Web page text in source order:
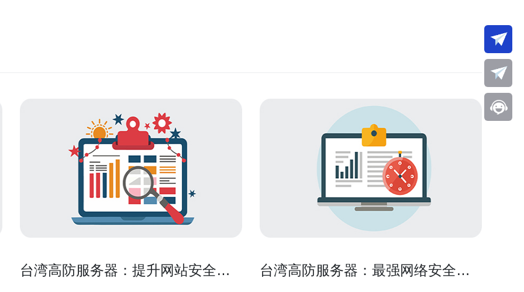
台湾高防服务器：提升网站安全的
台湾高防服务器：最强网络安全保